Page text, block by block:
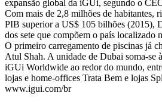
expansão global da iGUi, segundo o
Com mais de 2,8 milhões de habitantes,
PIB superior a US$ 105 bilhões (2015),
dos sete que compõem o país localizado
O primeiro carregamento de piscinas já
Atul Shah. A unidade de Dubai soma-se
iGUi Worldwide ao redor do mundo,
lojas e home-offices Trata Bem e lojas
www.igui.com/br